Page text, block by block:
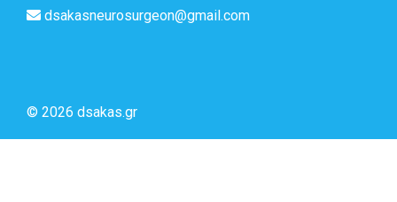
dsakasneurosurgeon@gmail.com
© 2026 dsakas.gr